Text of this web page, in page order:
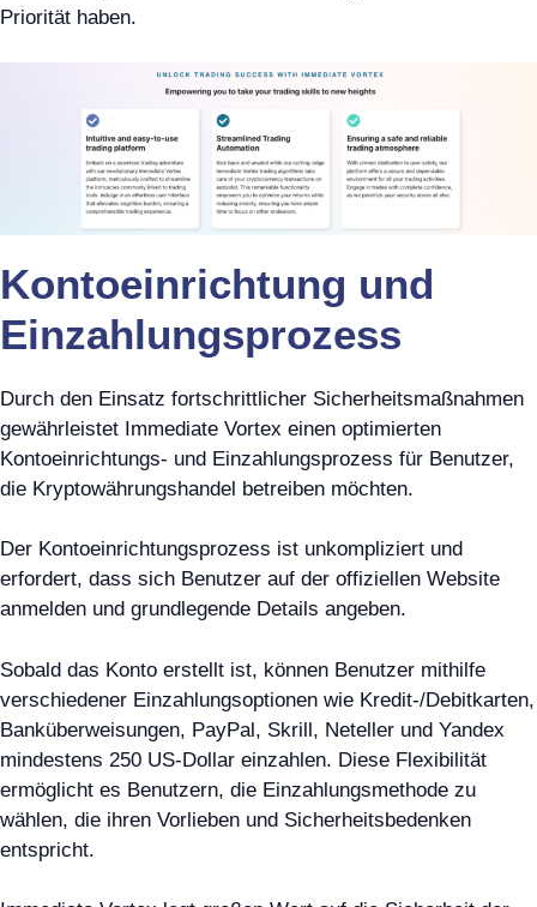
Priorität haben.
Kontoeinrichtung und
Einzahlungsprozess
Durch den Einsatz fortschrittlicher Sicherheitsmaßnahmen
gewährleistet Immediate Vortex einen optimierten
Kontoeinrichtungs- und Einzahlungsprozess für Benutzer,
die Kryptowährungshandel betreiben möchten.
Der Kontoeinrichtungsprozess ist unkompliziert und
erfordert, dass sich Benutzer auf der offiziellen Website
anmelden und grundlegende Details angeben.
Sobald das Konto erstellt ist, können Benutzer mithilfe
verschiedener Einzahlungsoptionen wie Kredit-/Debitkarten,
Banküberweisungen, PayPal, Skrill, Neteller und Yandex
mindestens 250 US-Dollar einzahlen. Diese Flexibilität
ermöglicht es Benutzern, die Einzahlungsmethode zu
wählen, die ihren Vorlieben und Sicherheitsbedenken
entspricht.